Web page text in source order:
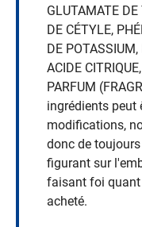
GLUTAMATE
DE CÉTYLE,
DE
ACIDE
PARFUM
ingrédients peut
modifications,
donc de
figurant sur
faisant foi
acheté.